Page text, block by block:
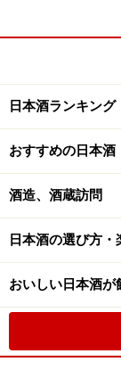
日本酒ランキング
おすすめの日本酒
酒造、酒蔵訪問
日本酒の選び方・
おいしい日本酒が